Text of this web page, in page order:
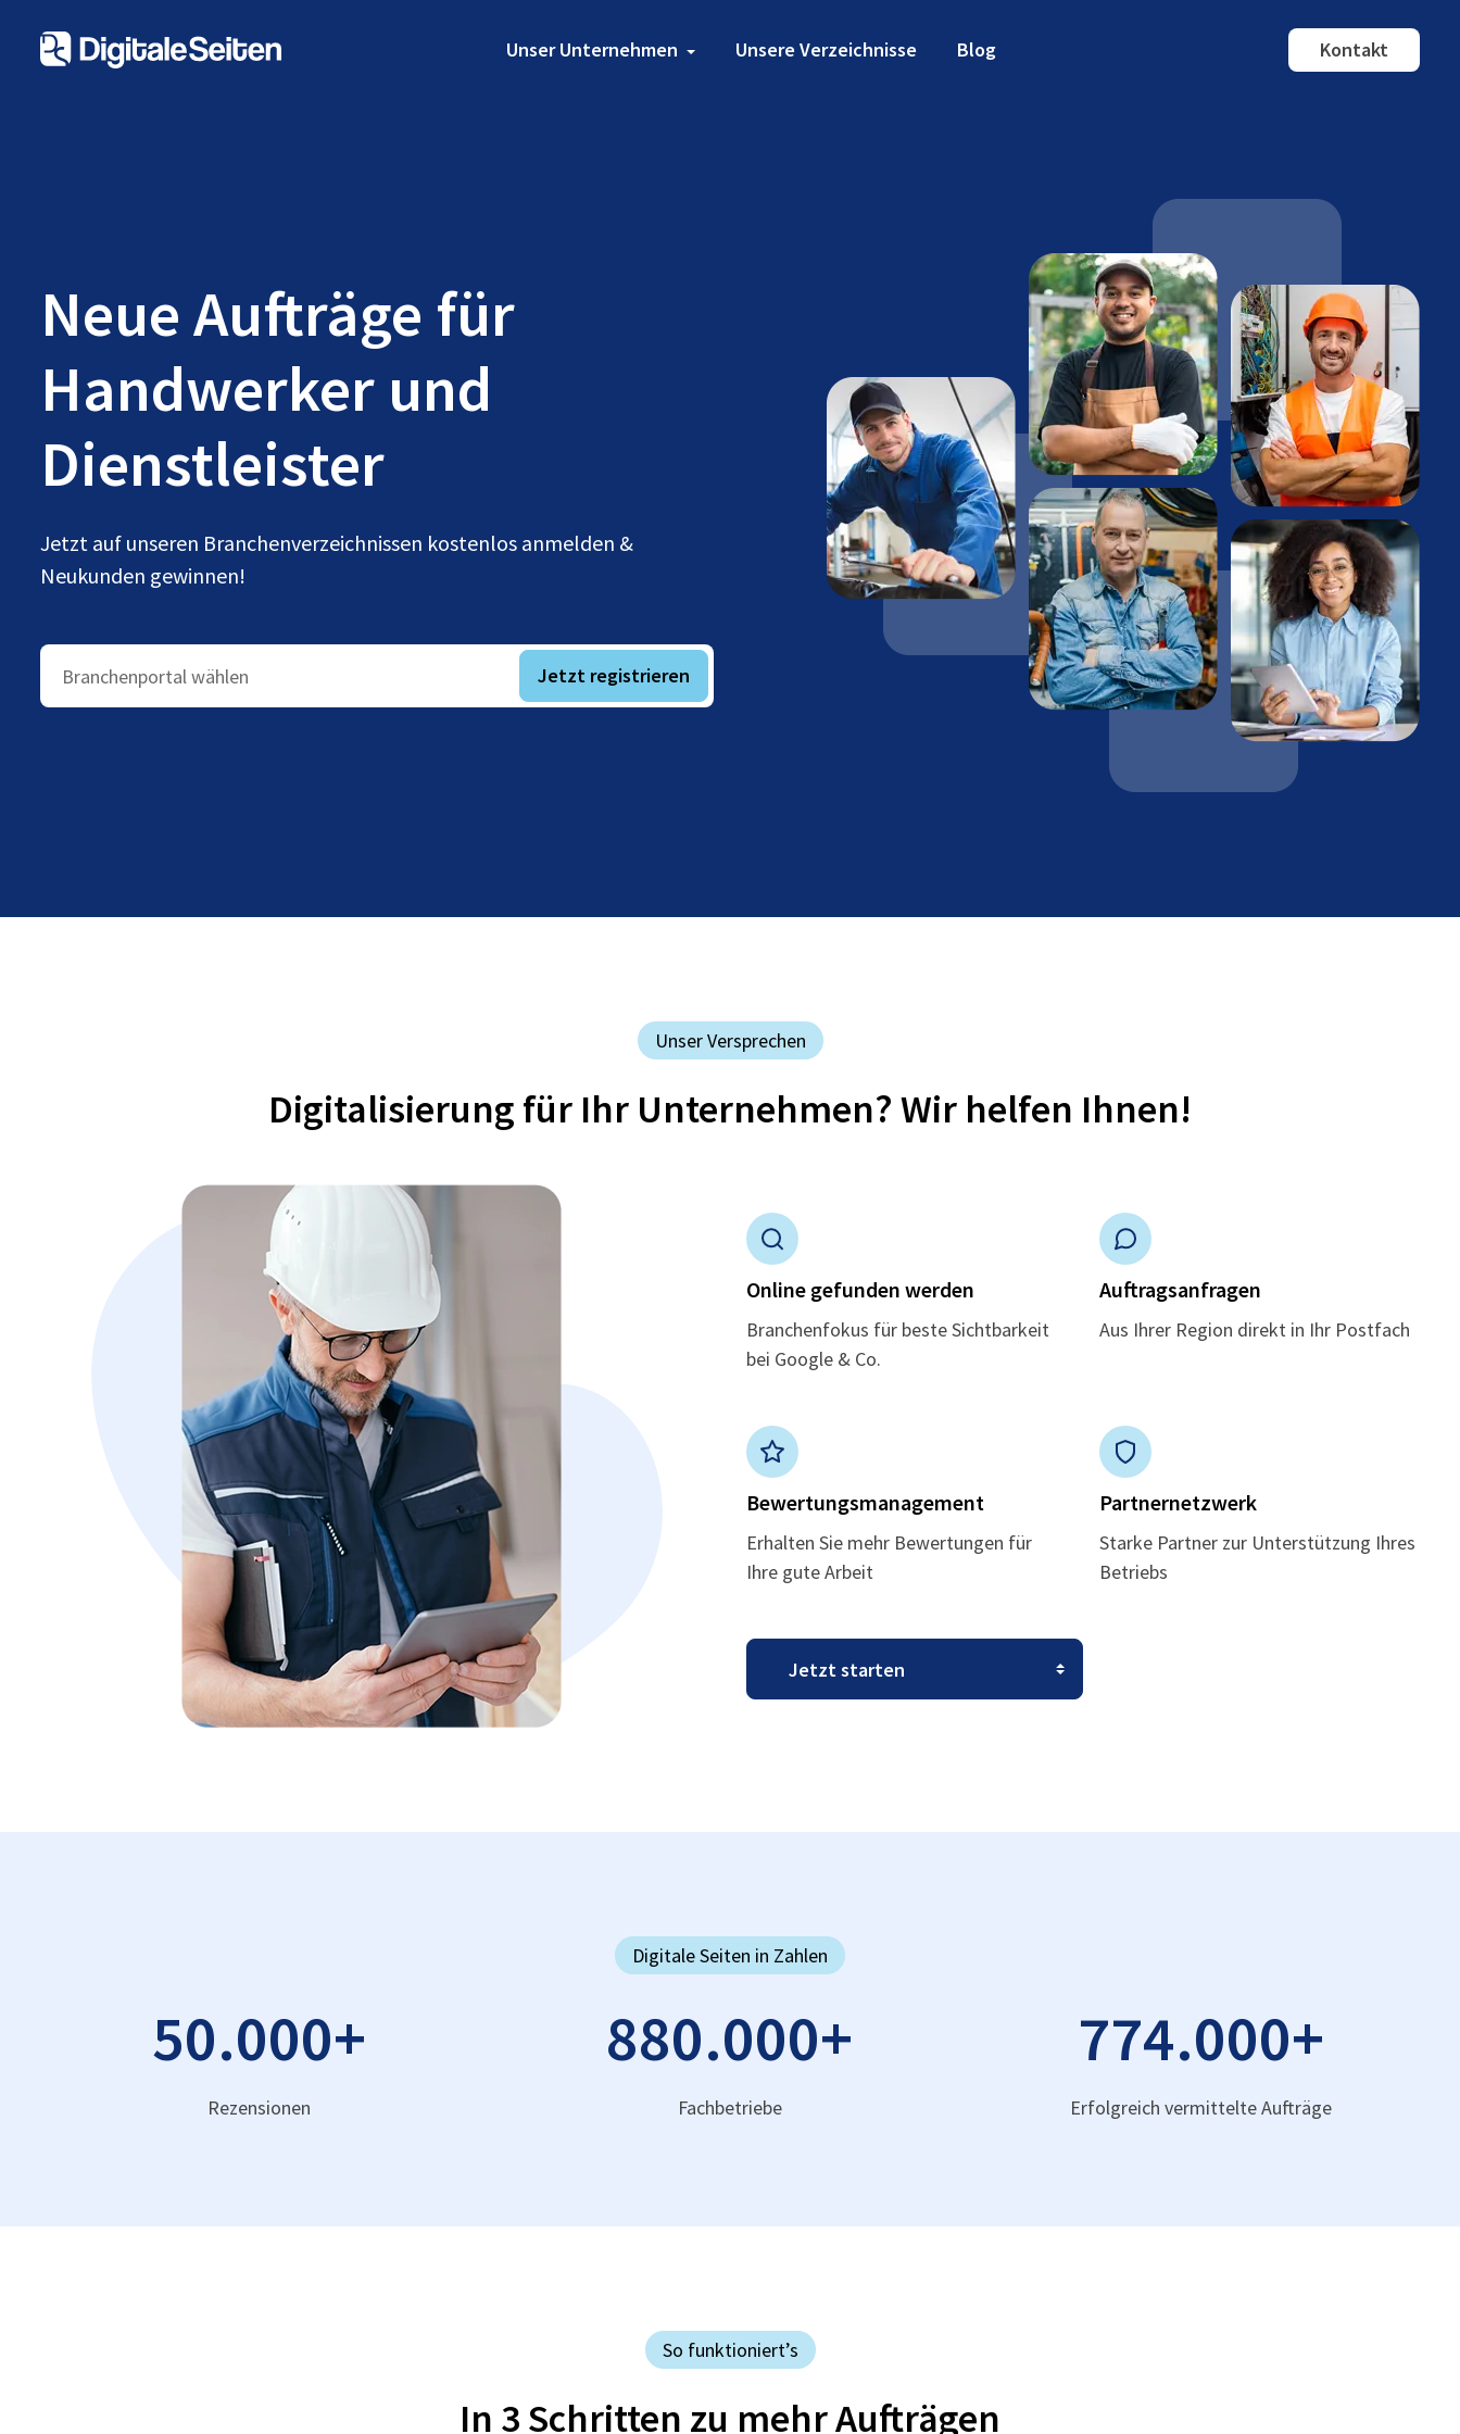
Unser Unternehmen Unsere Verzeichnisse Blog Kontakt
Neue Aufträge für
Handwerker und
Dienstleister
Jetzt auf unseren Branchenverzeichnissen kostenlos anmelden &
Neukunden gewinnen!
Branchenportal wählen Jetzt registrieren
Unser Versprechen
Digitalisierung für Ihr Unternehmen? Wir helfen Ihnen!
Online gefunden werden
Branchenfokus für beste Sichtbarkeit
bei Google & Co.
Auftragsanfragen
Aus Ihrer Region direkt in Ihr Postfach
Bewertungsmanagement
Erhalten Sie mehr Bewertungen für
Ihre gute Arbeit
Partnernetzwerk
Starke Partner zur Unterstützung Ihres
Betriebs
Digitale Seiten in Zahlen
50.000+
Rezensionen
880.000+
Fachbetriebe
774.000+
Erfolgreich vermittelte Aufträge
So funktioniert’s
In 3 Schritten zu mehr Aufträgen